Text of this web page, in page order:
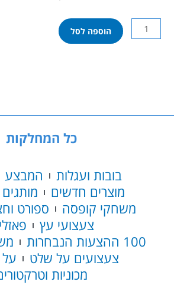
כמות
של
-101
הוספה לסל
כל המחלקות
בובות ועגלות
המבצע
מוצרים חדשים
משחקי קופסה
ספורט
צעצועי עץ
100 ההצעות הנבחרות
צעצועים על שלט
על
מכוניות